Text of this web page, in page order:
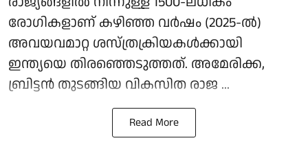
രോഗികളാണ് കഴിഞ്ഞ വർഷം (2025-ൽ)
അവയവമാറ്റ ശസ്ത്രക്രിയകൾക്കായി
ഇന്ത്യയെ തിരഞ്ഞെടുത്തത്. അമേരിക്ക,
ബ്രിട്ടൻ തുടങ്ങിയ വികസിത രാജ ...
Read More